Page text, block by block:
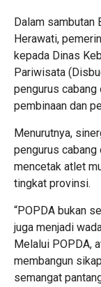
Dalam sambutan
Herawati,
kepada Dinas
Pariwisata
pengurus cabang
pembinaan dan
Menurutnya,
pengurus cabang
mencetak atlet
tingkat provinsi.
“POPDA bukan
juga menjadi
Melalui POPDA,
membangun
semangat